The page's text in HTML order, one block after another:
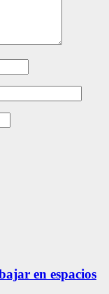
en espacios